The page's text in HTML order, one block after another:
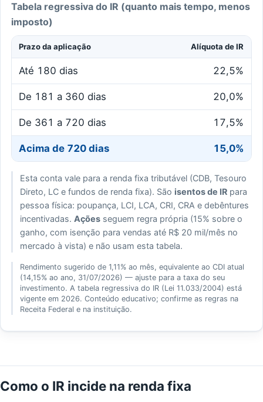
Tabela regressiva do IR (quanto mais tempo, menos
imposto)
Prazo da aplicação Alíquota de IR
Até 180 dias 22,5%
De 181 a 360 dias 20,0%
De 361 a 720 dias 17,5%
Acima de 720 dias 15,0%
Esta conta vale para a renda fixa tributável (CDB, Tesouro
Direto, LC e fundos de renda fixa). São isentos de IR para
pessoa física: poupança, LCI, LCA, CRI, CRA e debêntures
incentivadas.Ações seguem regra própria (15% sobre o
ganho, com isenção para vendas até R$ 20 mil/mês no
mercado à vista) e não usam esta tabela.
Rendimento sugerido de1,11% ao mês, equivalente ao CDI atual
(14,15% ao ano, 31/07/2026) — ajuste para a taxa do seu
investimento. A tabela regressiva do IR (Lei 11.033/2004) está
vigente em 2026. Conteúdo educativo; confirme as regras na
Receita Federal e na instituição.
Como o IR incide na renda fixa